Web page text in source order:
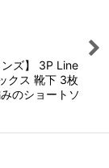
ンズ】 3P Line
クス 靴下 3枚
のショートソ